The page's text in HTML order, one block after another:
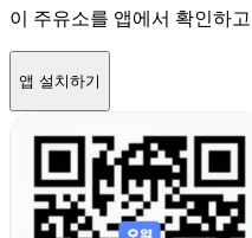
이 주유소를 앱에서 확인하
앱 설치하기